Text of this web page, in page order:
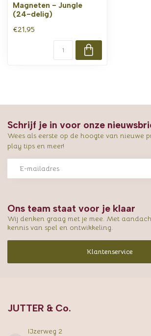
Magneten - Jungle
(24-delig)
€21,95
Ons team staat voor je klaar
Wij denken graag met je mee. Met
kennis van spel en ontwikkeling.
Klantenservice
Schrijf je in voor onze
Wees als eerste op de hoogte van nieuwe
play tips en meer!
JUTTER & Co.
IJzerweg 2